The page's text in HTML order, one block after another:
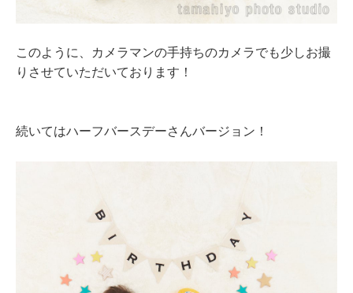
このように、カメラマンの手持ちのカメラでも少しお撮
りさせていただいております！
続いてはハーフバースデーさんバージョン！